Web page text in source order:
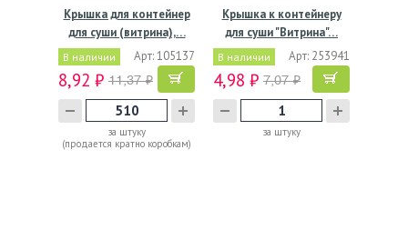
Крышка для контейнер
для суши (витрина),…
В наличии Арт: 105137
8,92 ₽ 11,37 ₽
за штуку
(продается кратно коробкам)
Крышка к контейнеру
для суши "Витрина"…
В наличии Арт: 253941
4,98 ₽ 7,07 ₽
за штуку